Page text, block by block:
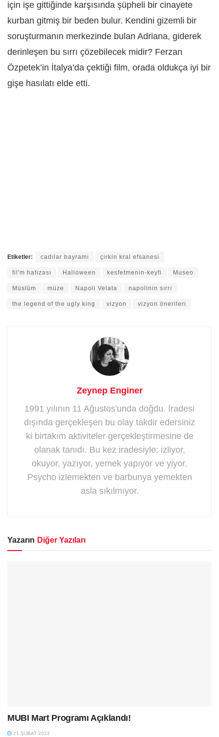
için işe gittiğinde karşısında şüpheli bir cinayete
kurban gitmiş bir beden bulur. Kendini gizemli bir
soruşturmanın merkezinde bulan Adriana, giderek
derinleşen bu sırrı çözebilecek midir? Ferzan
Özpetek’in İtalya’da çektiği film, orada oldukça iyi bir
gişe hasılatı elde etti.
Etiketler: cadılar bayramı çirkin kral efsanesi
fil'm hafızası Halloween kesfetmenin-keyfi Museo
Müslüm müze Napoli Velata napolinin sırrı
the legend of the ugly king vizyon vizyon önerileri
Zeynep Enginer
1991 yılının 11 Ağustos'unda doğdu. İradesi
dışında gerçekleşen bu olay takdir edersiniz
ki birtakım aktiviteler gerçekleştirmesine de
olanak tanıdı. Bu kez iradesiyle; izliyor,
okuyor, yazıyor, yemek yapıyor ve yiyor.
Psycho izlemekten ve barbunya yemekten
asla sıkılmıyor.
Yazarın Diğer Yazıları
MUBI Mart Programı Açıklandı!
21 ŞUBAT 2022